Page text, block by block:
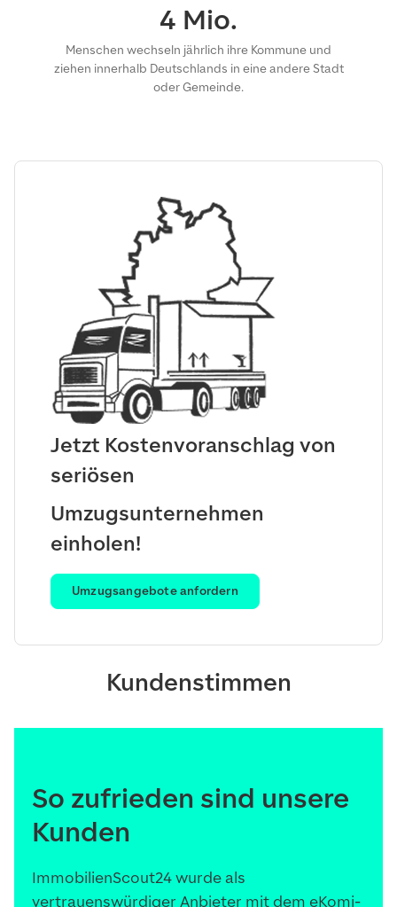
4 Mio.
Menschen wechseln jährlich ihre Kommune und
ziehen innerhalb Deutschlands in eine andere Stadt
oder Gemeinde.
Jetzt Kostenvoranschlag von
seriösen
Umzugsunternehmen
einholen!
Umzugsangebote anfordern
Kundenstimmen
So zufrieden sind unsere
Kunden
ImmobilienScout24 wurde als
vertrauenswürdiger Anbieter mit dem eKomi-